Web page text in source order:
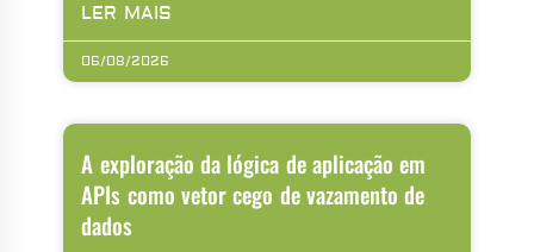
LER MAIS
06/08/2026
A exploração da lógica de aplicação em
APIs como vetor cego de vazamento de
dados